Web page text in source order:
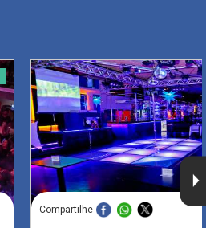
Compartilhe